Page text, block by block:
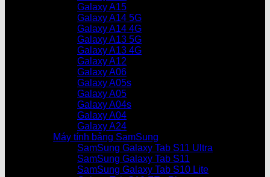
Galaxy A15
Galaxy A14 5G
Galaxy A14 4G
Galaxy A13 5G
Galaxy A13 4G
Galaxy A12
Galaxy A06
Galaxy A05s
Galaxy A05
Galaxy A04s
Galaxy A04
Galaxy A24
Máy tính bảng SamSung
SamSung Galaxy Tab S11 Ultra
SamSung Galaxy Tab S11
SamSung Galaxy Tab S10 Lite